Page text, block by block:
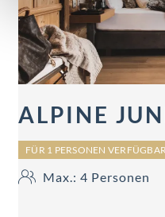
ALPINE
FÜR 1 PERSONEN VERFÜGBAR
Max.: 4 Personen